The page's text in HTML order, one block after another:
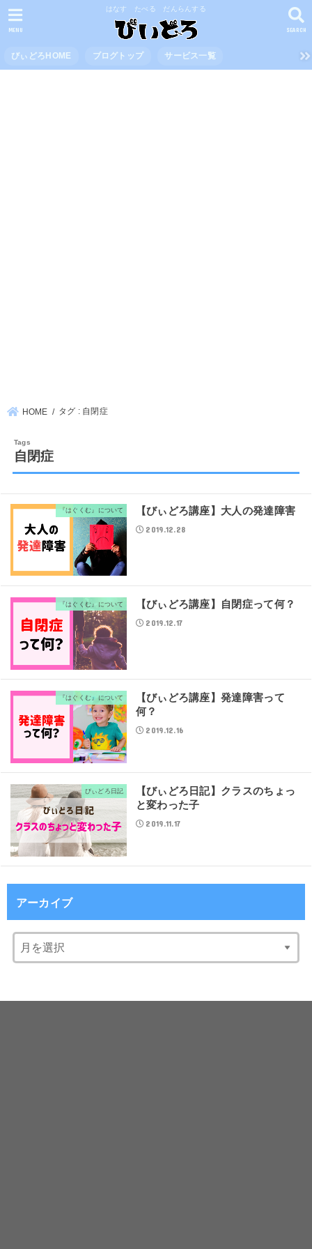
はなす たべる だんらんする
SEARCH
MENU
びぃどろHOME ブログトップ サービス一覧
HOME タグ : 自閉症
自閉症
『はぐくむ』について 【びぃどろ講座】大人の発達障害
2019.12.28
『はぐくむ』について 【びぃどろ講座】自閉症って何？
2019.12.17
『はぐくむ』について
【びぃどろ講座】発達障害って
何？
2019.12.16
びぃどろ日記
【びぃどろ日記】クラスのちょっ
と変わった子
2019.11.17
アーカイブ